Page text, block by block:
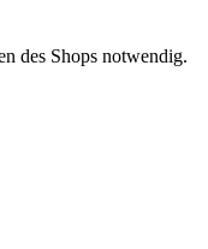
des Shops notwendig.